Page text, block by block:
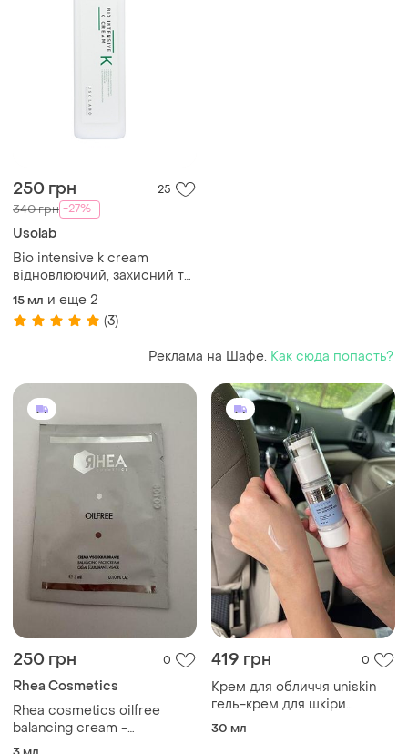
250 грн 25
340 грн -27%
Usolab
Bio intensive k cream
відновлюючий, захисний та
вазопротекторний крем
розпив
15 мл и еще 2
(3)
Реклама на Шафе. Как сюда попасть?
250 грн 0
Rhea Cosmetics
Rhea cosmetics oilfree
balancing cream -
балансуючий крем для
419 грн 0
Крем для обличчя uniskin
гель-крем для шкіри
навколо очей
30 мл